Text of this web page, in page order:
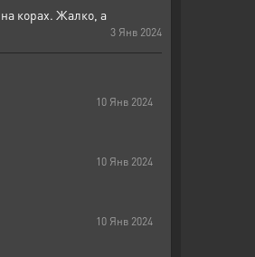
3 Янв 2024
корах. Жалко, а
10 Янв 2024
10 Янв 2024
10 Янв 2024